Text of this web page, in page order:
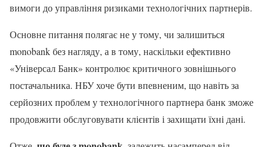
вимоги до управління ризиками технологічних партнерів.
Основне питання полягає не у тому, чи залишиться
monobank без нагляду, а в тому, наскільки ефективно
«Універсал Банк» контролює критичного зовнішнього
постачальника. НБУ хоче бути впевненим, що навіть за
серйозних проблем у технологічного партнера банк зможе
продовжити обслуговувати клієнтів і захищати їхні дані.